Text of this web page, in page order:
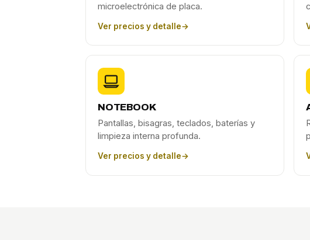
microelectrónica de placa.
Ver precios y detalle→
NOTEBOOK
Pantallas, bisagras, teclados, baterías y
limpieza interna profunda.
Ver precios y detalle→